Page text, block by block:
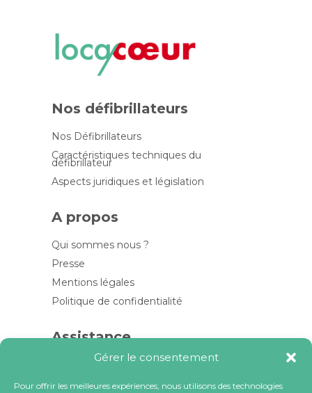
Gérer le consentement
Pour offrir les meilleures expériences, nous utilisons des technologies
Nos défibrillateurs
Nos Défibrillateurs
Caractéristiques techniques du
défibrillateur
Aspects juridiques et législation
A propos
Qui sommes nous ?
Presse
Mentions légales
Politique de confidentialité
Assistance
Contactez-nous
FAQ